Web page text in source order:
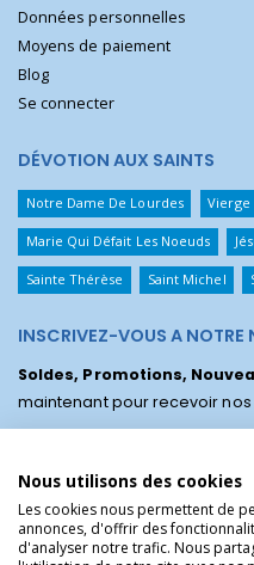
Données personnelles
Moyens de paiement
Blog
Se connecter
DÉVOTION AUX SAINTS
Notre Dame De Lourdes Vierge
Marie Qui Défait Les Noeuds
Sainte Thérèse Saint Michel
INSCRIVEZ-VOUS A NOTRE
Soldes, Promotions,
maintenant pour recevoir
Nous utilisons des cookies
Les cookies nous permettent de
annonces, d'offrir des
d'analyser notre trafic. Nous